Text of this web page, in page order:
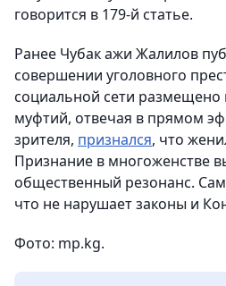
говорится в 179-й статье.
Ранее Чубак ажи Жалилов
совершении уголовного
социальной сети
муфтий, отвечая в прямом
зрителя, признался, что
Признание в многоженстве
общественный резонанс. Сам
что не нарушает законы и
Фото: mp.kg.